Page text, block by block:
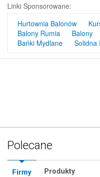
Linki Sponsorowane:
Hurtownia Balonów
Balony Rumia
Balony
Bańki Mydlane
Solidna
Polecane
Firmy Produkty